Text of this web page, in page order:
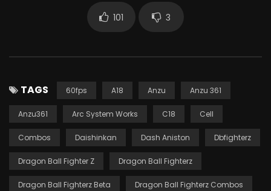
101 3
TAGS 60fps A18 Anzu Anzu 361
Anzu361 Arc System Works C18 Cell
Combos Daishinkan Dash Aniston Dbfighterz
Dragon Ball Fighter Z Dragon Ball Fighterz
Dragon Ball Fighterz Beta Dragon Ball Fighterz Combos